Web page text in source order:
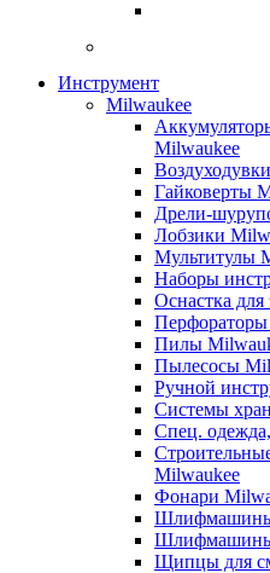
Инструмент
Milwaukee
Milwaukee
Гайковерты
Дрели-
Лобзики
Мультитулы
Наборы
Оснастка
Пилы
Пылесосы
Ручной
Системы
Спец.
Milwaukee
Фонари
Шлифмашины
Щипцы для